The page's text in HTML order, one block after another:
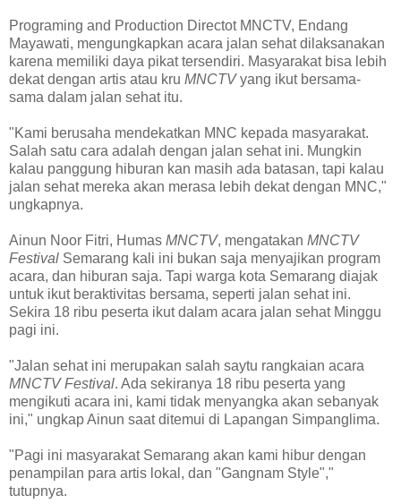
Programing and Production Directot MNCTV, Endang
Mayawati, mengungkapkan acara jalan sehat dilaksanakan
karena memiliki daya pikat tersendiri. Masyarakat bisa lebih
dekat dengan artis atau kru MNCTVyang ikut bersama-
sama dalam jalan sehat itu.
"Kami berusaha mendekatkan MNC kepada masyarakat.
Salah satu cara adalah dengan jalan sehat ini. Mungkin
kalau panggung hiburan kan masih ada batasan, tapi kalau
jalan sehat mereka akan merasa lebih dekat dengan MNC,"
ungkapnya.
Ainun Noor Fitri, Humas MNCTV, mengatakan MNCTV
Festival Semarang kali ini bukan saja menyajikan program
acara, dan hiburan saja. Tapi warga kota Semarang diajak
untuk ikut beraktivitas bersama, seperti jalan sehat ini.
Sekira 18 ribu peserta ikut dalam acara jalan sehat Minggu
pagi ini.
"Jalan sehat ini merupakan salah saytu rangkaian acara
MNCTV Festival. Ada sekiranya 18 ribu peserta yang
mengikuti acara ini, kami tidak menyangka akan sebanyak
ini," ungkap Ainun saat ditemui di Lapangan Simpanglima.
"Pagi ini masyarakat Semarang akan kami hibur dengan
penampilan para artis lokal, dan "Gangnam Style","
tutupnya.